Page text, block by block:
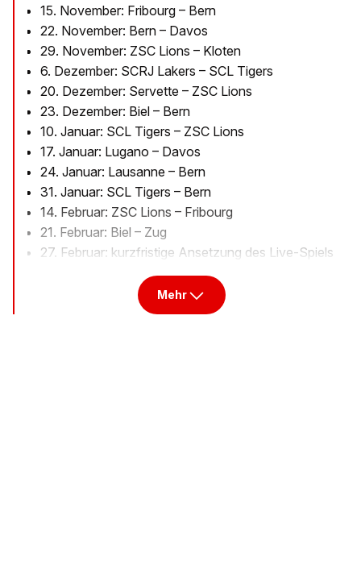
15. November: Fribourg – Bern
22. November: Bern – Davos
29. November: ZSC Lions – Kloten
6. Dezember: SCRJ Lakers – SCL Tigers
20. Dezember: Servette – ZSC Lions
23. Dezember: Biel – Bern
10. Januar: SCL Tigers – ZSC Lions
17. Januar: Lugano – Davos
24. Januar: Lausanne – Bern
31. Januar: SCL Tigers – Bern
14. Februar: ZSC Lions – Fribourg
21. Februar: Biel – Zug
27. Februar: kurzfristige Ansetzung des Live-Spiels
Mehr